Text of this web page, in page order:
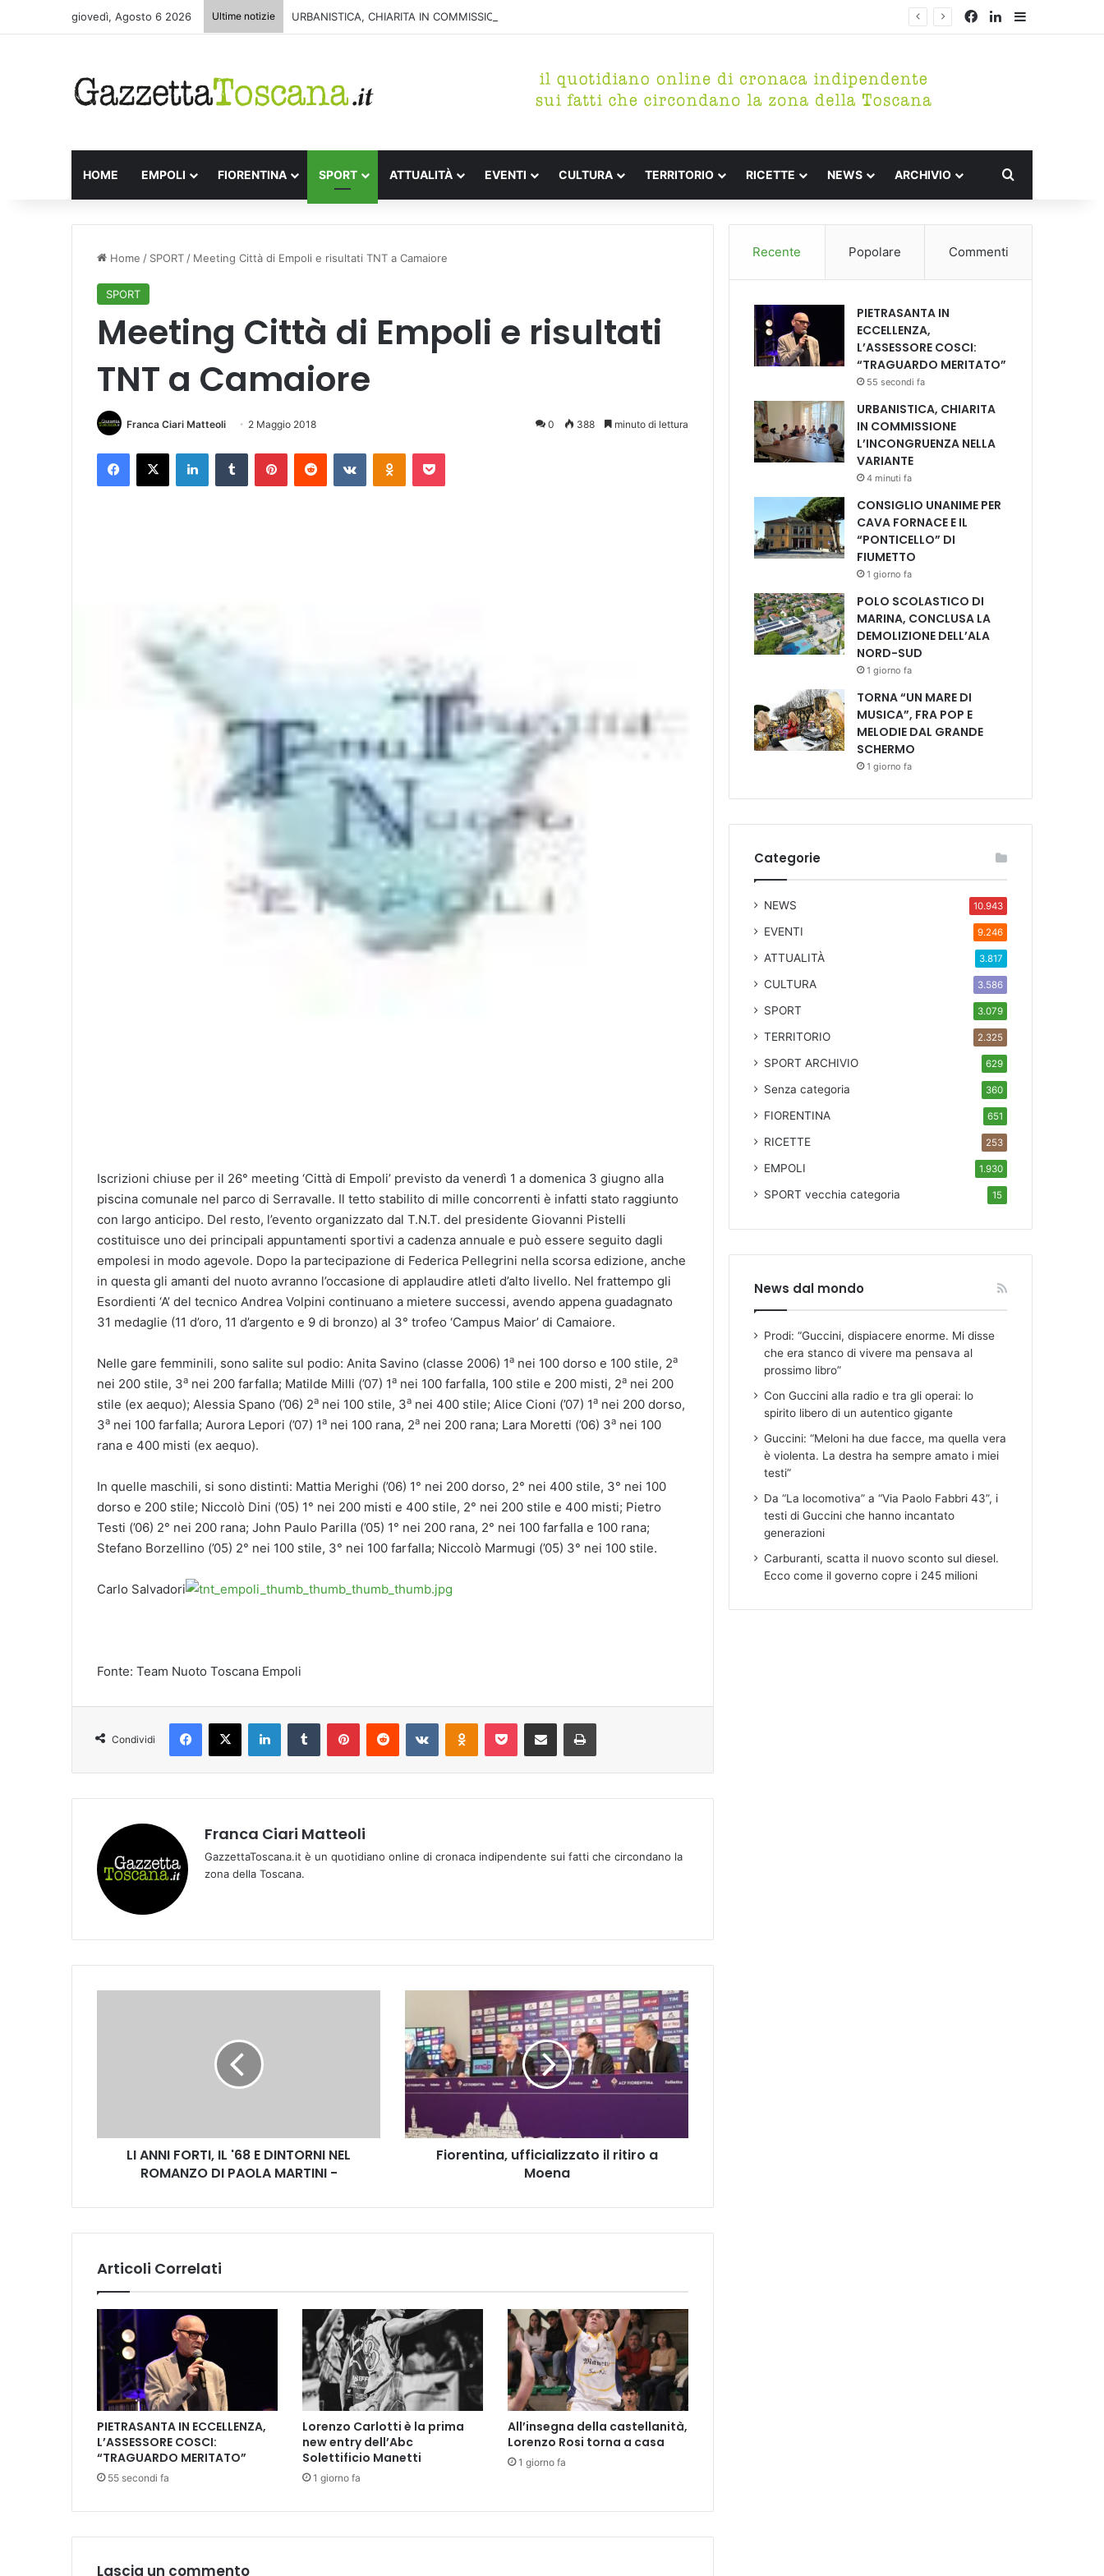
giovedì, Agosto 6 2026 Ultime notizie URBANISTICA, CHIARITA IN COMMISSIONE L’INCONGRUENZA NELLA VARIANTE Facebook
LinkedIn
HOME EMPOLI FIORENTINA SPORT ATTUALITÀ EVENTI CULTURA TERRITORIO RICETTE NEWS ARCHIVIO
Home / SPORT / Meeting Città di Empoli e risultati TNT a Camaiore
SPORT
Meeting Città di Empoli e risultati
TNT a Camaiore
Franca Ciari Matteoli 2 Maggio 2018 0 388 minuto di lettura
Iscrizioni chiuse per il 26° meeting ‘Città di Empoli’ previsto da venerdì 1 a domenica 3 giugno alla
piscina comunale nel parco di Serravalle. Il tetto stabilito di mille concorrenti è infatti stato raggiunto
con largo anticipo. Del resto, l’evento organizzato dal T.N.T. del presidente Giovanni Pistelli
costituisce uno dei principali appuntamenti sportivi a cadenza annuale e può essere seguito dagli
empolesi in modo agevole. Dopo la partecipazione di Federica Pellegrini nella scorsa edizione, anche
in questa gli amanti del nuoto avranno l’occasione di applaudire atleti d’alto livello. Nel frattempo gli
Esordienti ‘A’ del tecnico Andrea Volpini continuano a mietere successi, avendo appena guadagnato
31 medaglie (11 d’oro, 11 d’argento e 9 di bronzo) al 3° trofeo ‘Campus Maior’ di Camaiore.
Nelle gare femminili, sono salite sul podio: Anita Savino (classe 2006) 1a nei 100 dorso e 100 stile, 2a
nei 200 stile, 3a nei 200 farfalla; Matilde Milli (’07) 1a nei 100 farfalla, 100 stile e 200 misti, 2a nei 200
stile (ex aequo); Alessia Spano (’06) 2a nei 100 stile, 3a nei 400 stile; Alice Cioni (’07) 1a nei 200 dorso,
3a nei 100 farfalla; Aurora Lepori (’07) 1a nei 100 rana, 2a nei 200 rana; Lara Moretti (’06) 3a nei 100
rana e 400 misti (ex aequo).
In quelle maschili, si sono distinti: Mattia Merighi (’06) 1° nei 200 dorso, 2° nei 400 stile, 3° nei 100
dorso e 200 stile; Niccolò Dini (’05) 1° nei 200 misti e 400 stile, 2° nei 200 stile e 400 misti; Pietro
Testi (’06) 2° nei 200 rana; John Paulo Parilla (’05) 1° nei 200 rana, 2° nei 100 farfalla e 100 rana;
Stefano Borzellino (’05) 2° nei 100 stile, 3° nei 100 farfalla; Niccolò Marmugi (’05) 3° nei 100 stile.
Carlo Salvadori
Fonte: Team Nuoto Toscana Empoli
Condividi
Franca Ciari Matteoli
GazzettaToscana.it è un quotidiano online di cronaca indipendente sui fatti che circondano la
zona della Toscana.
R
I
8
E
D
N
R
N
I
N
L
O
N
LI ANNI FORTI, IL '68 E DINTORNI NEL
ROMANZO DI PAOLA MARTINI -
o
r
e
n
n
f
a
l
i
z
a
t
o
i
l
r
i
Fiorentina, ufficializzato il ritiro a
Moena
Articoli Correlati
PIETRASANTA IN ECCELLENZA,
L’ASSESSORE COSCI:
“TRAGUARDO MERITATO”
55 secondi fa
Lorenzo Carlotti è la prima
new entry dell’Abc
Solettificio Manetti
1 giorno fa
All’insegna della castellanità,
Lorenzo Rosi torna a casa
1 giorno fa
Lascia un commento
Recente Popolare Commenti
PIETRASANTA IN
ECCELLENZA,
L’ASSESSORE COSCI:
“TRAGUARDO MERITATO”
55 secondi fa
URBANISTICA, CHIARITA
IN COMMISSIONE
L’INCONGRUENZA NELLA
VARIANTE
4 minuti fa
CONSIGLIO UNANIME PER
CAVA FORNACE E IL
“PONTICELLO” DI
FIUMETTO
1 giorno fa
POLO SCOLASTICO DI
MARINA, CONCLUSA LA
DEMOLIZIONE DELL’ALA
NORD-SUD
1 giorno fa
TORNA “UN MARE DI
MUSICA”, FRA POP E
MELODIE DAL GRANDE
SCHERMO
1 giorno fa
Categorie
NEWS 10.943
EVENTI 9.246
ATTUALITÀ 3.817
CULTURA 3.586
SPORT 3.079
TERRITORIO 2.325
SPORT ARCHIVIO 629
Senza categoria 360
FIORENTINA 651
RICETTE 253
EMPOLI 1.930
SPORTvecchia categoria 15
News dal mondo
Prodi: “Guccini, dispiacere enorme. Mi disse
che era stanco di vivere ma pensava al
prossimo libro”
Con Guccini alla radio e tra gli operai: lo
spirito libero di un autentico gigante
Guccini: “Meloni ha due facce, ma quella vera
è violenta. La destra ha sempre amato i miei
testi”
Da “La locomotiva” a “Via Paolo Fabbri 43”, i
testi di Guccini che hanno incantato
generazioni
Carburanti, scatta il nuovo sconto sul diesel.
Ecco come il governo copre i 245 milioni